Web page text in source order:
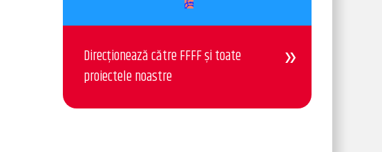
Direcționează către FFFF și toate
proiectele noastre